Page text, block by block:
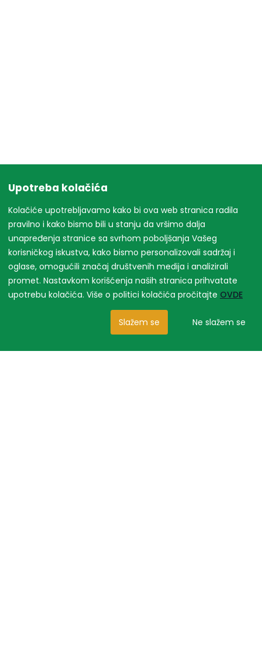
Upotreba kolačića
Kolačiće upotrebljavamo kako bi ova web stranica radila
pravilno i kako bismo bili u stanju da vršimo dalja
unapređenja stranice sa svrhom poboljšanja Vašeg
korisničkog iskustva, kako bismo personalizovali sadržaj i
oglase, omogućili značaj društvenih medija i analizirali
promet. Nastavkom korišćenja naših stranica prihvatate
upotrebu kolačića. Više o politici kolačića pročitajte OVDE
Slažem se Ne slažem se